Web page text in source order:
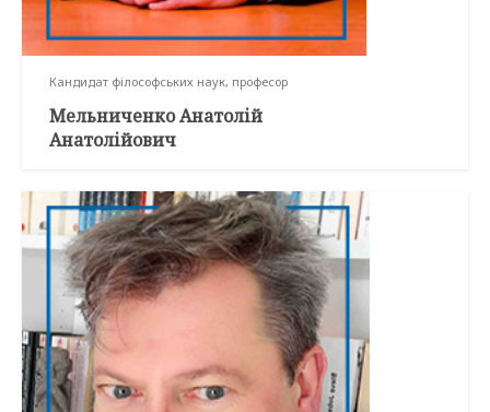
Кандидат філософських наук, професор
Мельниченко Анатолій
Анатолійович